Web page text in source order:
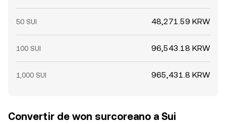
50 SUI 48,271.59 KRW
100 SUI 96,543.18 KRW
1,000 SUI 965,431.8 KRW
Convertir de won surcoreano a Sui